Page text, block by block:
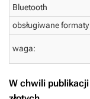
Bluetooth
obsługiwane formaty
waga:
W chwili publikacji